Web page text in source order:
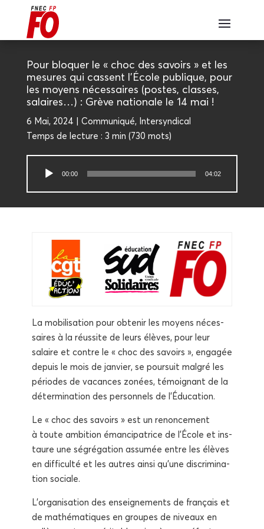
Pour blo­quer le « choc des savoirs » et les
mesures qui cassent l’École publique, pour
les moyens néces­saires (postes, classes,
salaires…) : Grève natio­nale le 14 mai !
6 Mai, 2024 Com­mu­ni­qué, Inter­syn­di­cal
Temps de lec­ture : 3 min (730 mots)
Lecteur 00:00 04:02
La mobi­li­sa­tion pour obte­nir les moyens néces­
saires à la réus­site de leurs élèves, pour leur
salaire et contre le « choc des savoirs », enga­gée
depuis le mois de jan­vier, se pour­suit mal­gré les
périodes de vacances zonées, témoi­gnant de la
déter­mi­na­tion des per­son­nels de l’Éducation.
Le « choc des savoirs » est un renon­ce­ment
à toute ambi­tion éman­ci­pa­trice de l’École et ins­
taure une ségré­ga­tion assu­mée entre les élèves
en dif­fi­cul­té et les autres ain­si qu’une dis­cri­mi­na­
tion sociale.
L’organisation des ensei­gne­ments de fran­çais et
de mathé­ma­tiques en groupes de niveaux en